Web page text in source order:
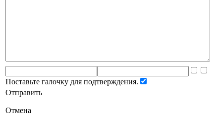
Поставьте галочку для подтверждения.
Отправить
Отмена